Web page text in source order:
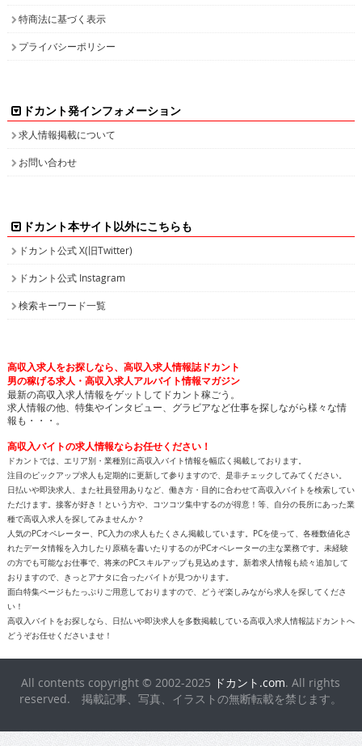
特商法に基づく表示
プライバシーポリシー
ドカント発インフォメーション
求人情報掲載について
お問い合わせ
ドカント本サイト以外にこちらも
ドカント公式 X(旧Twitter)
ドカント公式 Instagram
検索キーワード一覧
高収入求人をお探しなら、高収入求人情報誌ドカント
男の稼げる求人・高収入求人アルバイト情報マガジン
最新の高収入求人情報をゲットしてドカント稼ごう。
求人情報の他、特集やインタビュー、グラビアなど仕事を探しながら様々な情
報も・・・。
高収入バイトの求人情報ならお任せください！
ドカントでは、エリア別・業種別に高収入バイト情報を幅広く掲載しております。
注目のピックアップ求人も定期的に更新して参りますので、是非チェックしてみてください。
日払いや即決求人、また社員登用ありなど、働き方・目的に合わせて高収入バイトを検索してい
ただけます。接客が好き！という方や、コツコツ集中するのが得意！等、自分の長所にあった業
種で高収入求人を探してみませんか？
人気のPCオペレーター、PC入力の求人もたくさん掲載しています。PCを使って、各種数値化さ
れたデータ情報を入力したり原稿を書いたりするのがPCオペレーターの主な業務です。未経験
の方でも可能なお仕事で、将来のPCスキルアップも見込めます。新着求人情報も続々追加して
おりますので、きっとアナタに合ったバイトが見つかります。
面白特集ページもたっぷりご用意しておりますので、どうぞ楽しみながら求人を探してくださ
い！
高収入バイトをお探しなら、日払いや即決求人を多数掲載している高収入求人情報誌ドカントへ
どうぞお任せくださいませ！
All contents copyright © 2002-2025 ドカント.com. All rights
reserved. 掲載記事、写真、イラストの無断転載を禁じます。